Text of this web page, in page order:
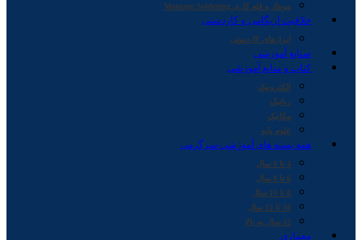
مونتاژ و قلع کاری Montage Soldering
خلاقیت اریگامی و کاردستی
ابزارهای کاردستی
صنایع آموزشی
کتاب و منابع آموزشی
الکترونیک
رباتیک
مکانیک
علوم پایه
همه بسته های آموزشی-سرگرمی
4 تا 6 سال
6 تا 8 سال
8 تا 10 سال
10 تا 12 سال
12 سال به بالا
معماری